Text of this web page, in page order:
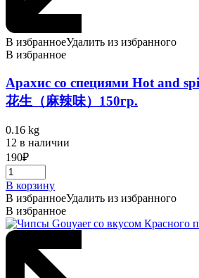
В избранноеУдалить из избранного
В избранное
Арахис со специями Hot and
花生（麻辣味）150гр.
0.16 kg
12 в наличии
190₽
В корзину
В избранноеУдалить из избранного
В избранное